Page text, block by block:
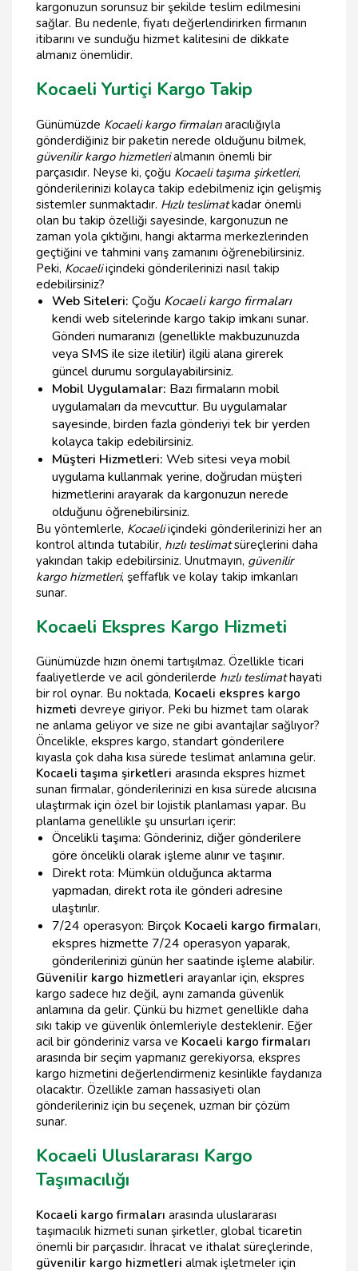
kargonuzun sorunsuz bir şekilde teslim edilmesini
sağlar. Bu nedenle, fiyatı değerlendirirken firmanın
itibarını ve sunduğu hizmet kalitesini de dikkate
almanız önemlidir.
Kocaeli Yurtiçi Kargo Takip
Günümüzde Kocaeli kargo firmalarıaracılığıyla
gönderdiğiniz bir paketin nerede olduğunu bilmek,
güvenilir kargo hizmetlerialmanın önemli bir
parçasıdır. Neyse ki, çoğu Kocaeli taşıma şirketleri,
gönderilerinizi kolayca takip edebilmeniz için gelişmiş
sistemler sunmaktadır. Hızlı teslimatkadar önemli
olan bu takip özelliği sayesinde, kargonuzun ne
zaman yola çıktığını, hangi aktarma merkezlerinden
geçtiğini ve tahmini varış zamanını öğrenebilirsiniz.
Peki, Kocaeliiçindeki gönderilerinizi nasıl takip
edebilirsiniz?
Web Siteleri: Çoğu Kocaeli kargo firmaları
kendi web sitelerinde kargo takip imkanı sunar.
Gönderi numaranızı (genellikle makbuzunuzda
veya SMS ile size iletilir) ilgili alana girerek
güncel durumu sorgulayabilirsiniz.
Mobil Uygulamalar: Bazı firmaların mobil
uygulamaları da mevcuttur. Bu uygulamalar
sayesinde, birden fazla gönderiyi tek bir yerden
kolayca takip edebilirsiniz.
Müşteri Hizmetleri: Web sitesi veya mobil
uygulama kullanmak yerine, doğrudan müşteri
hizmetlerini arayarak da kargonuzun nerede
olduğunu öğrenebilirsiniz.
Bu yöntemlerle, Kocaeliiçindeki gönderilerinizi her an
kontrol altında tutabilir, hızlı teslimatsüreçlerini daha
yakından takip edebilirsiniz. Unutmayın, güvenilir
kargo hizmetleri, şeffaflık ve kolay takip imkanları
sunar.
Kocaeli Ekspres Kargo Hizmeti
Günümüzde hızın önemi tartışılmaz. Özellikle ticari
faaliyetlerde ve acil gönderilerde hızlı teslimathayati
bir rol oynar. Bu noktada, Kocaeli ekspres kargo
hizmeti devreye giriyor. Peki bu hizmet tam olarak
ne anlama geliyor ve size ne gibi avantajlar sağlıyor?
Öncelikle, ekspres kargo, standart gönderilere
kıyasla çok daha kısa sürede teslimat anlamına gelir.
Kocaeli taşıma şirketleri arasında ekspres hizmet
sunan firmalar, gönderilerinizi en kısa sürede alıcısına
ulaştırmak için özel bir lojistik planlaması yapar. Bu
planlama genellikle şu unsurları içerir:
Öncelikli taşıma: Gönderiniz, diğer gönderilere
göre öncelikli olarak işleme alınır ve taşınır.
Direkt rota: Mümkün olduğunca aktarma
yapmadan, direkt rota ile gönderi adresine
ulaştırılır.
7/24 operasyon: Birçok Kocaeli kargo firmaları,
ekspres hizmette 7/24 operasyon yaparak,
gönderilerinizi günün her saatinde işleme alabilir.
Güvenilir kargo hizmetleri arayanlar için, ekspres
kargo sadece hız değil, aynı zamanda güvenlik
anlamına da gelir. Çünkü bu hizmet genellikle daha
sıkı takip ve güvenlik önlemleriyle desteklenir. Eğer
acil bir gönderiniz varsa ve Kocaeli kargo firmaları
arasında bir seçim yapmanız gerekiyorsa, ekspres
kargo hizmetini değerlendirmeniz kesinlikle faydanıza
olacaktır. Özellikle zaman hassasiyeti olan
gönderileriniz için bu seçenek, uzman bir çözüm
sunar.
Kocaeli Uluslararası Kargo
Taşımacılığı
Kocaeli kargo firmaları arasında uluslararası
taşımacılık hizmeti sunan şirketler, global ticaretin
önemli bir parçasıdır. İhracat ve ithalat süreçlerinde,
güvenilir kargo hizmetleri almak işletmeler için